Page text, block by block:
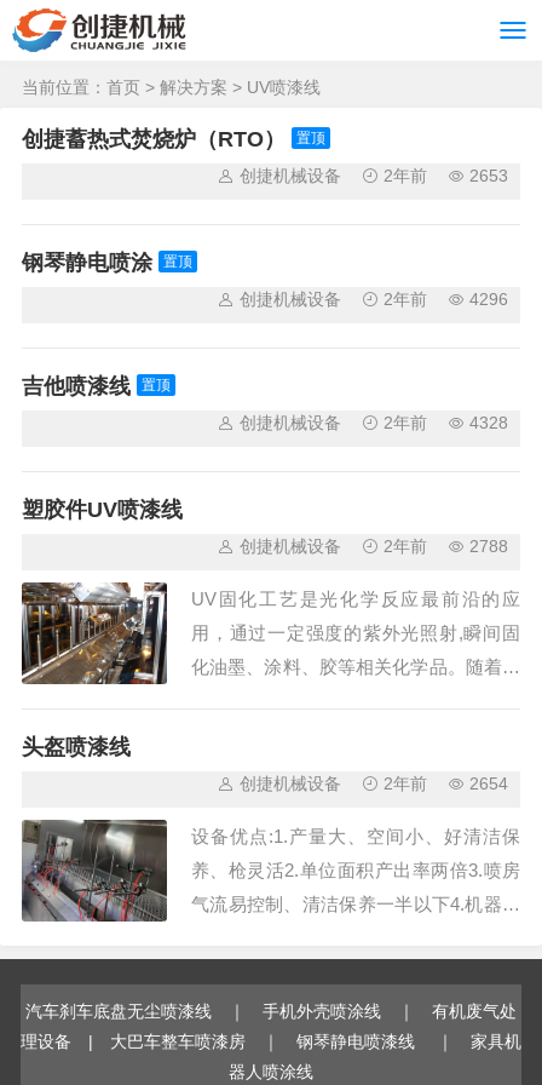
当前位置： 首页 > 解决方案 > UV喷漆线
创捷蓄热式焚烧炉（RTO） 置顶
创捷机械设备 2年前 2653
钢琴静电喷涂 置顶
创捷机械设备 2年前 4296
吉他喷漆线 置顶
创捷机械设备 2年前 4328
塑胶件UV喷漆线
创捷机械设备 2年前 2788
UV固化工艺是光化学反应最前沿的应
用，通过一定强度的紫外光照射,瞬间固
化油墨、涂料、胶等相关化学品。随着科
头盔喷漆线
创捷机械设备 2年前 2654
设备优点:1.产量大、空间小、好清洁保
养、枪灵活2.单位面积产出率两倍3.喷房
气流易控制、清洁保养一半以下4.机器人
粉｜自动喷漆｜自动喷油｜自动喷胶｜手
动+自动...
汽车刹车底盘无尘喷漆线 ｜ 手机外壳喷涂线 ｜ 有机废气处
理设备 | 大巴车整车喷漆房 ｜ 钢琴静电喷漆线 ｜ 家具机
器人喷涂线